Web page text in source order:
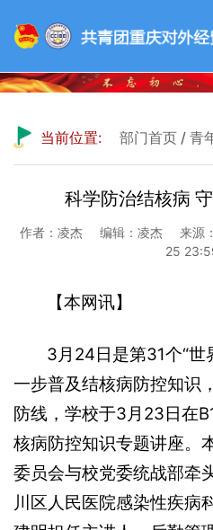
当前位置: 部门首页 / 青
科学防治结核病
作者：凌杰 编辑：凌杰 来源
25
【本网讯】
3月24日是第31个“世
一步普及结核病防控知识
防线，学校于3月23日在
核病防控知识专题讲座。
委员会与校党委统战部牵
川区人民医院感染性疾病